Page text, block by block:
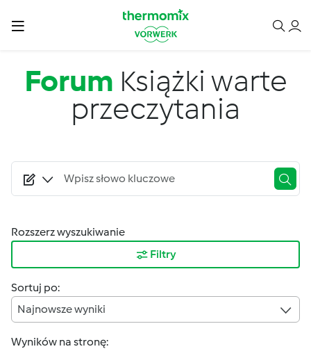
Forum Książki warte
przeczytania
Rozszerz wyszukiwanie
Filtry
Sortuj po:
Najnowsze wyniki
Wyników na stronę: